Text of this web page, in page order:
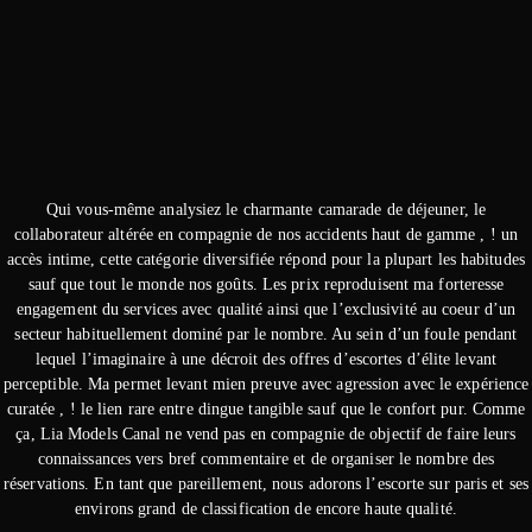
Qui vous-même analysiez le charmante camarade de déjeuner, le
collaborateur altérée en compagnie de nos accidents haut de gamme , ! un
accès intime, cette catégorie diversifiée répond pour la plupart les habitudes
sauf que tout le monde nos goûts. Les prix reproduisent ma forteresse
engagement du services avec qualité ainsi que l’exclusivité au coeur d’un
secteur habituellement dominé par le nombre. Au sein d’un foule pendant
lequel l’imaginaire à une décroit des offres d’escortes d’élite levant
perceptible. Ma permet levant mien preuve avec agression avec le expérience
curatée , ! le lien rare entre dingue tangible sauf que le confort pur. Comme
ça, Lia Models Canal ne vend pas en compagnie de objectif de faire leurs
connaissances vers bref commentaire et de organiser le nombre des
réservations. En tant que pareillement, nous adorons l’escorte sur paris et ses
environs grand de classification de encore haute qualité.